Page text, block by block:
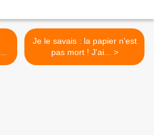
Je le savais : la papier n'est
pas mort ! J'ai... >